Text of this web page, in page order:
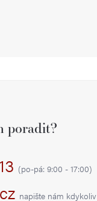
poradit?
(po-pá: 9:00 - 17:00)
napište nám kdykoliv